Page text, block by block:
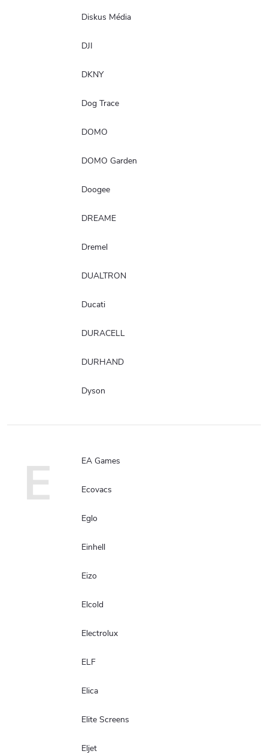
Diskus Média
DJI
DKNY
Dog Trace
DOMO
DOMO Garden
Doogee
DREAME
Dremel
DUALTRON
Ducati
DURACELL
DURHAND
Dyson
E EA Games
Ecovacs
Eglo
Einhell
Eizo
Elcold
Electrolux
ELF
Elica
Elite Screens
Eljet